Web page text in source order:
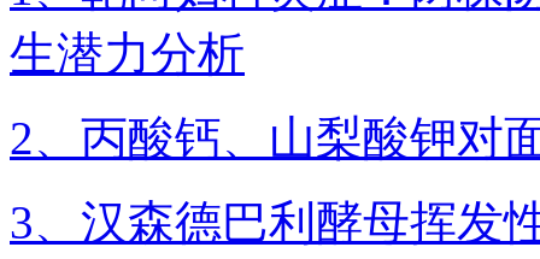
生潜力分析
2、丙酸钙、山梨酸钾对
3、汉森德巴利酵母挥发